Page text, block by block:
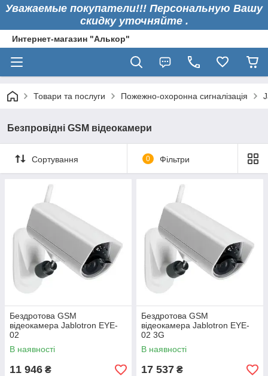
Уважаемые покупатели!!! Персональную Вашу
скидку уточняйте .
Интернет-магазин "Алькор"
Товари та послуги Пожежно-охоронна сигналізація
Безпровідні GSM відеокамери
Сортування 0 Фільтри
Бездротова GSM
відеокамера Jablotron EYE-
02
В наявності
11 946 ₴
Бездротова GSM
відеокамера Jablotron EYE-
02 3G
В наявності
17 537 ₴